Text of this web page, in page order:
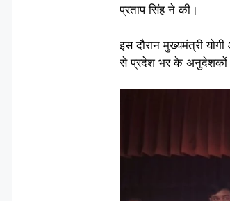
प्रताप सिंह ने की।
इस दौरान मुख्यमंत्री
से प्रदेश भर के अनुदेशकों